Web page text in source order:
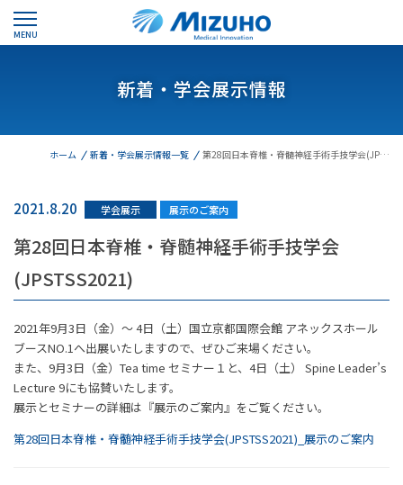
MENU
新着・学会展示情報
ホーム 新着・学会展示情報一覧 第28回日本脊椎・脊髄神経手術手技学会(JP…
2021.8.20 学会展示 展示のご案内
第28回日本脊椎・脊髄神経手術手技学会
(JPSTSS2021)
2021年9月3日（金）～ 4日（土）国立京都国際会館 アネックスホール
ブースNO.1へ出展いたしますので、ぜひご来場ください。
また、9月3日（金）Tea time セミナー１と、4日（土） Spine Leader’s
Lecture 9にも協賛いたします。
展示とセミナーの詳細は『展示のご案内』をご覧ください。
第28回日本脊椎・脊髄神経手術手技学会(JPSTSS2021)_展示のご案内